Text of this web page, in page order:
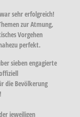
sehr erfolgreich!
zur Atmung,
Vorgehen
perfekt.
sieben engagierte
die Bevölkerung
jeweiligen